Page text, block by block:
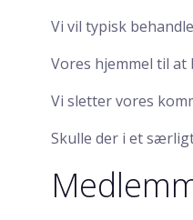
Vi vil typisk
Vores hjemmel til
Vi sletter vores
Skulle der i et